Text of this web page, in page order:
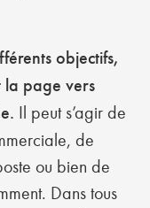
objectifs,
la page vers
Il peut s’agir de
de
ou bien de
Dans tous